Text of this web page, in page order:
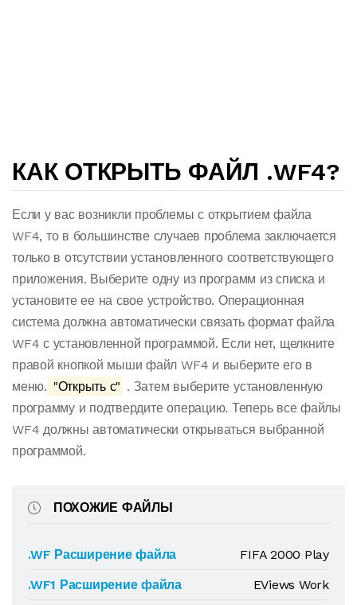
КАК ОТКРЫТЬ ФАЙЛ .WF4?
Если у вас возникли проблемы с открытием файла
WF4, то в большинстве случаев проблема заключается
только в отсутствии установленного соответствующего
приложения. Выберите одну из программ из списка и
установите ее на свое устройство. Операционная
система должна автоматически связать формат файла
WF4 с установленной программой. Если нет, щелкните
правой кнопкой мыши файл WF4 и выберите его в
меню. "Открыть с" . Затем выберите установленную
программу и подтвердите операцию. Теперь все файлы
WF4 должны автоматически открываться выбранной
программой.
ПОХОЖИЕ ФАЙЛЫ
.WF Расширение файла
FIFA 2000 Play
.WF1 Расширение файла
EViews Work